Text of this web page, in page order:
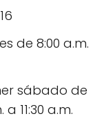
de 8:00 a.m.
sábado de
11:30 a.m.